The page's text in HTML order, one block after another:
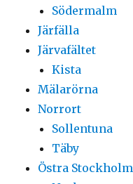
Södermalm
Järfälla
Järvafältet
Kista
Mälarörna
Norrort
Sollentuna
Täby
Östra Stockholm